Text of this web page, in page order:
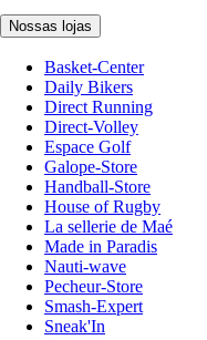
Nossas lojas
Basket-Center
Daily Bikers
Direct Running
Direct-Volley
Espace Golf
Galope-Store
Handball-Store
House of Rugby
La sellerie de Maé
Made in Paradis
Nauti-wave
Pecheur-Store
Smash-Expert
Sneak'In